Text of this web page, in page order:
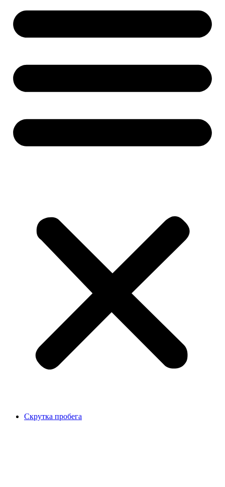
Скрутка пробега